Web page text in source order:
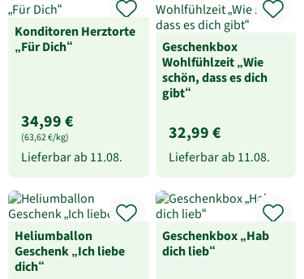
Konditoren Herztorte
„Für Dich“
34,99 €
(63,62 €/kg)
Lieferbar ab 11.08.
Geschenkbox
Wohlfühlzeit „Wie
schön, dass es dich
gibt“
32,99 €
Lieferbar ab 11.08.
Heliumballon
Geschenk „Ich liebe
dich“
Geschenkbox „Hab
dich lieb“